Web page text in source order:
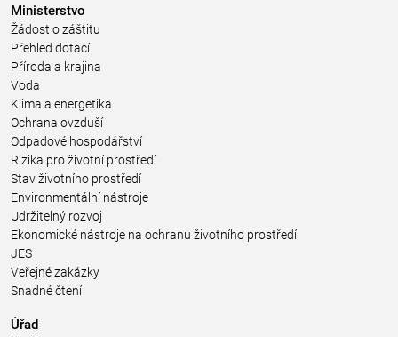
Ministerstvo
Žádost o záštitu
Přehled dotací
Příroda a krajina
Voda
Klima a energetika
Ochrana ovzduší
Odpadové hospodářství
Rizika pro životní prostředí
Stav životního prostředí
Environmentální nástroje
Udržitelný rozvoj
Ekonomické nástroje na ochranu životního prostředí
JES
Veřejné zakázky
Snadné čtení
Úřad